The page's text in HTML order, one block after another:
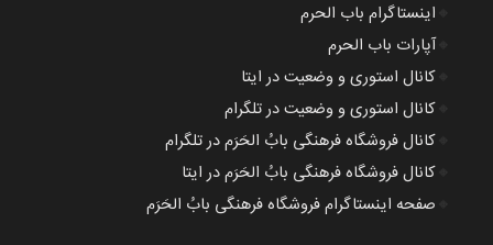
اینستاگرام باب الحرم
🔸آپارات باب الحرم
🔸کانال استوری و وضعیت در ایتا
🔸کانال استوری و وضعیت در تلگرام
🔸کانال فروشگاه فرهنگی بابُ الحَرَم در تلگرام
🔸کانال فروشگاه فرهنگی بابُ الحَرَم در ایتا
صفحه اینستاگرام فروشگاه فرهنگی بابُ الحَرَم